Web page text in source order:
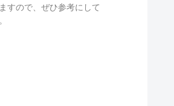
すので、ぜひ参考にして